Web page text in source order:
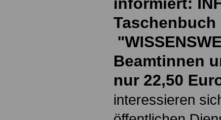
informiert:
Taschenbuch
Beamtinnen
nur 22,50
interessieren